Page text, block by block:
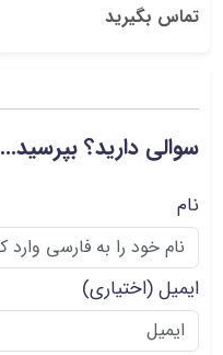
تماس بگیرید
سوالی دارید؟ بپرسید...
نام
ایمیل(اختیاری)